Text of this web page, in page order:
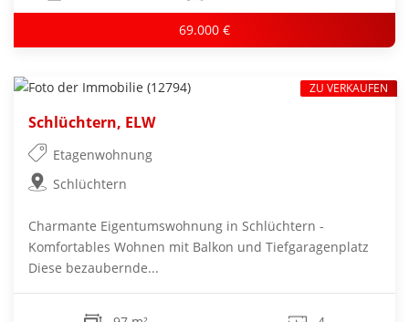
69.000 €
Schlüchtern, ELW
Etagenwohnung
Schlüchtern
Charmante Eigentumswohnung in Schlüchtern -
Komfortables Wohnen mit Balkon und Tiefgaragenplatz
Diese bezaubernde...
ZU VERKAUFEN